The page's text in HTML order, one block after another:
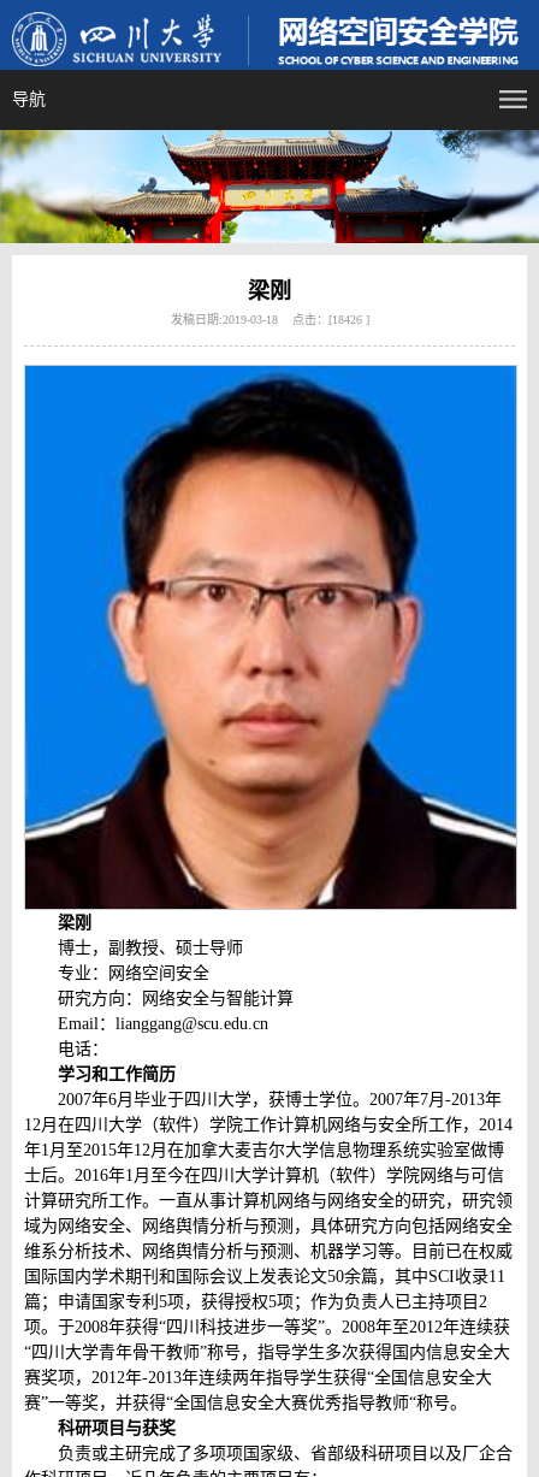
导航
梁刚
发稿日期:2019-03-18 点击：[18426 ]
梁刚
博士，副教授、硕士导师
专业：网络空间安全
研究方向：网络安全与智能计算
Email：lianggang@scu.edu.cn
电话：
学习和工作简历
2007年6月毕业于四川大学，获博士学位。2007年7月-2013年
12月在四川大学（软件）学院工作计算机网络与安全所工作，2014
年1月至2015年12月在加拿大麦吉尔大学信息物理系统实验室做博
士后。2016年1月至今在四川大学计算机（软件）学院网络与可信
计算研究所工作。一直从事计算机网络与网络安全的研究，研究领
域为网络安全、网络舆情分析与预测，具体研究方向包括网络安全
维系分析技术、网络舆情分析与预测、机器学习等。目前已在权威
国际国内学术期刊和国际会议上发表论文50余篇，其中SCI收录11
篇；申请国家专利5项，获得授权5项；作为负责人已主持项目2
项。于2008年获得“四川科技进步一等奖”。2008年至2012年连续获
“四川大学青年骨干教师”称号，指导学生多次获得国内信息安全大
赛奖项，2012年-2013年连续两年指导学生获得“全国信息安全大
赛”一等奖，并获得“全国信息安全大赛优秀指导教师“称号。
科研项目与获奖
负责或主研完成了多项项国家级、省部级科研项目以及厂企合